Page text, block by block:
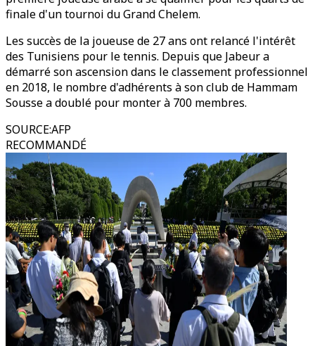
finale d'un tournoi du Grand Chelem.
Les succès de la joueuse de 27 ans ont relancé l'intérêt
des Tunisiens pour le tennis. Depuis que Jabeur a
démarré son ascension dans le classement professionnel
en 2018, le nombre d'adhérents à son club de Hammam
Sousse a doublé pour monter à 700 membres.
SOURCE:AFP
RECOMMANDÉ